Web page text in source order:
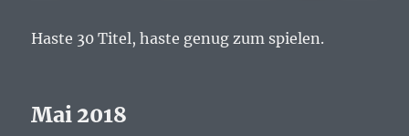
Haste 30 Titel, haste genug zum spielen.
Mai 2018